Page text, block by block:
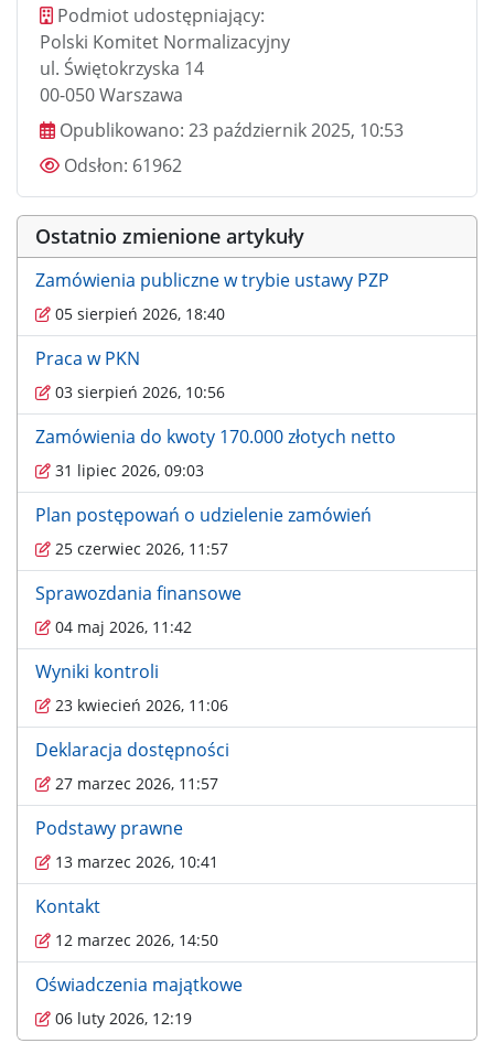
Podmiot udostępniający
Podmiot udostępniający:
Polski Komitet Normalizacyjny
ul. Świętokrzyska 14
00-050 Warszawa
Data publikacji
Opublikowano: 23 październik 2025, 10:53
Odsłony
Odsłon: 61962
Ostatnio zmienione artykuły
Zamówienia publiczne w trybie ustawy PZP
05 sierpień 2026, 18:40
Praca w PKN
03 sierpień 2026, 10:56
Zamówienia do kwoty 170.000 złotych netto
31 lipiec 2026, 09:03
Plan postępowań o udzielenie zamówień
25 czerwiec 2026, 11:57
Sprawozdania finansowe
04 maj 2026, 11:42
Wyniki kontroli
23 kwiecień 2026, 11:06
Deklaracja dostępności
27 marzec 2026, 11:57
Podstawy prawne
13 marzec 2026, 10:41
Kontakt
12 marzec 2026, 14:50
Oświadczenia majątkowe
06 luty 2026, 12:19